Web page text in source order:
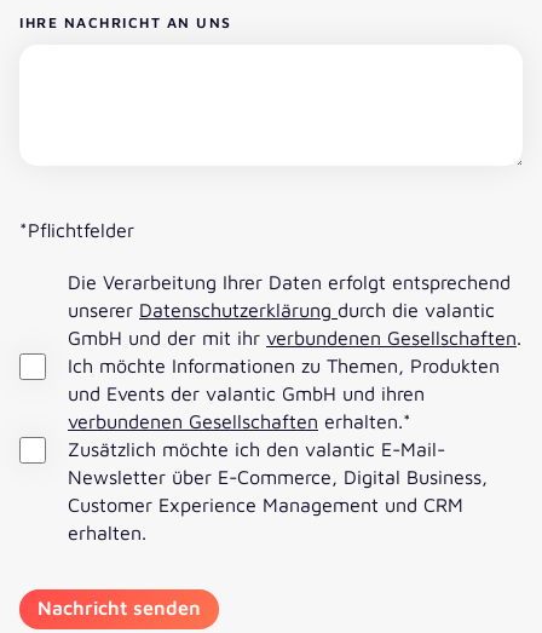
IHRE NACHRICHT AN UNS
*Pflichtfelder
Die Verarbeitung Ihrer Daten erfolgt entsprechend
unserer Datenschutzerklärung durch die valantic
GmbH und der mit ihr verbundenen Gesellschaften
Ich möchte Informationen zu Themen, Produkten
und Events der valantic GmbH und ihren
verbundenen Gesellschaften erhalten. *
Zusätzlich möchte ich den valantic E-Mail-
Newsletter über E-Commerce, Digital Business,
Customer Experience Management und CRM
erhalten.